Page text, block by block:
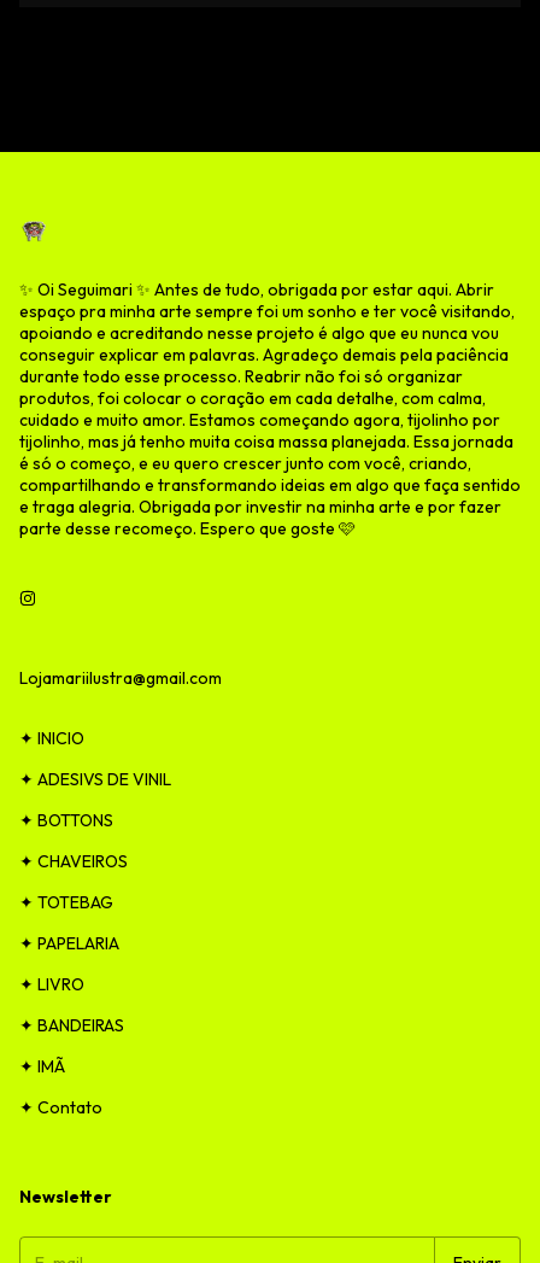
✨ Oi Seguimari ✨ Antes de tudo, obrigada por estar aqui. Abrir
espaço pra minha arte sempre foi um sonho e ter você visitando,
apoiando e acreditando nesse projeto é algo que eu nunca vou
conseguir explicar em palavras. Agradeço demais pela paciência
durante todo esse processo. Reabrir não foi só organizar
produtos, foi colocar o coração em cada detalhe, com calma,
cuidado e muito amor. Estamos começando agora, tijolinho por
tijolinho, mas já tenho muita coisa massa planejada. Essa jornada
é só o começo, e eu quero crescer junto com você, criando,
compartilhando e transformando ideias em algo que faça sentido
e traga alegria. Obrigada por investir na minha arte e por fazer
parte desse recomeço. Espero que goste 🩷
Lojamariilustra@gmail.com
✦ INICIO
✦ ADESIVS DE VINIL
✦ BOTTONS
✦ CHAVEIROS
✦ TOTEBAG
✦ PAPELARIA
✦ LIVRO
✦ BANDEIRAS
✦ IMÃ
✦ Contato
Newsletter